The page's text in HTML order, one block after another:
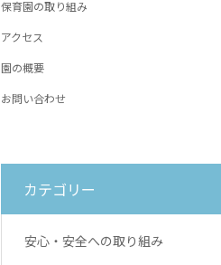
保育園の取り組み
アクセス
園の概要
お問い合わせ
カテゴリー
安心・安全への取り組み